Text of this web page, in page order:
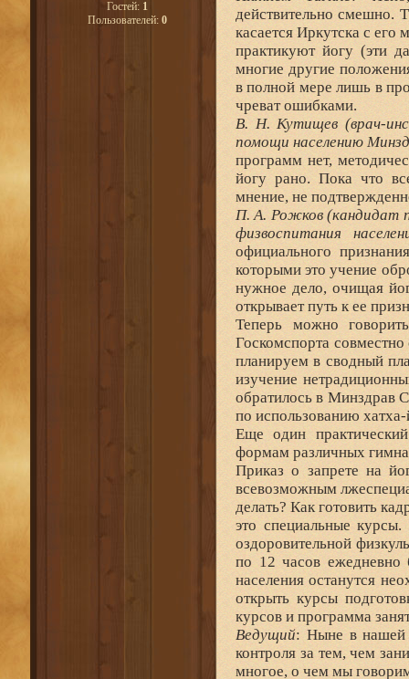
Гостей: 1
Пользователей: 0
действительно смешно.
касается Иркутска с его
практикуют йогу (эти
многие другие
в полной мере лишь в
чреват ошибками.
В. Н. Кутищев (врач-
помощи населению
программ нет,
йогу рано. Пока что
мнение, не
П. А. Рожков (кандидат
физвоспитания
официального
которыми это учение
нужное дело, очищая
открывает путь к ее
Теперь можно
Госкомспорта
планируем в сводный
изучение
обратилось в Минздрав
по использованию
Еще один
формам различных
Приказ о запрете на
всевозможным
делать? Как готовить
это специальные
оздоровительной
по 12 часов ежедневно
населения останутся
открыть курсы
курсов и программа
Ведущий: Ныне в нашей
контроля за тем, чем
многое, о чем мы